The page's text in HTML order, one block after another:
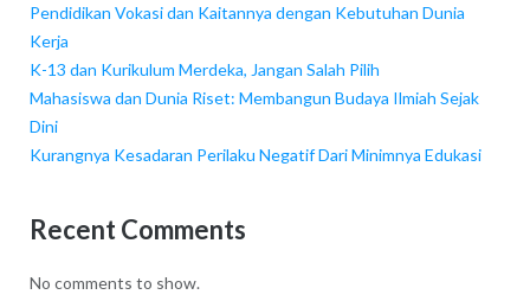
Pendidikan Vokasi dan Kaitannya dengan Kebutuhan Dunia
Kerja
K-13 dan Kurikulum Merdeka, Jangan Salah Pilih
Mahasiswa dan Dunia Riset: Membangun Budaya Ilmiah Sejak
Dini
Kurangnya Kesadaran Perilaku Negatif Dari Minimnya Edukasi
Recent Comments
No comments to show.